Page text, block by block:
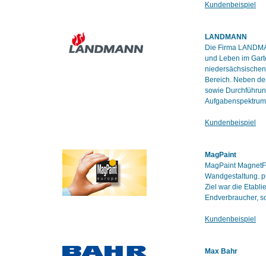
Kundenbeispiel
LANDMANN
Die Firma
und Leben im
Bereich. Neben
sowie
Kundenbeispiel
MagPaint
MagPaint
Wandgestaltung.
Ziel war die
Endverbraucher,
Kundenbeispiel
Max Bahr